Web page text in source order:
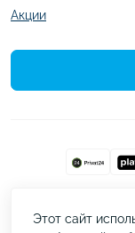
Акции
Этот сайт